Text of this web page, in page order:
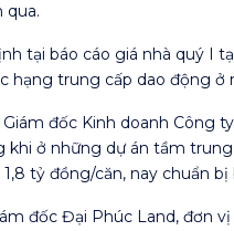
qua.
tại báo cáo giá nhà quý I
hạng trung cấp dao động ở
Giám đốc Kinh doanh
khi ở những dự án tầm
1,8 tỷ đồng/căn, nay chuẩn
đốc Đại Phúc Land, đơn